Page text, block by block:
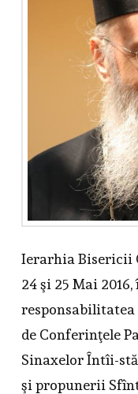
Ierarhia Bisericii
24 şi 25 Mai
responsabilitatea
de Conferinţele
Sinaxelor Întîi-
şi propunerii